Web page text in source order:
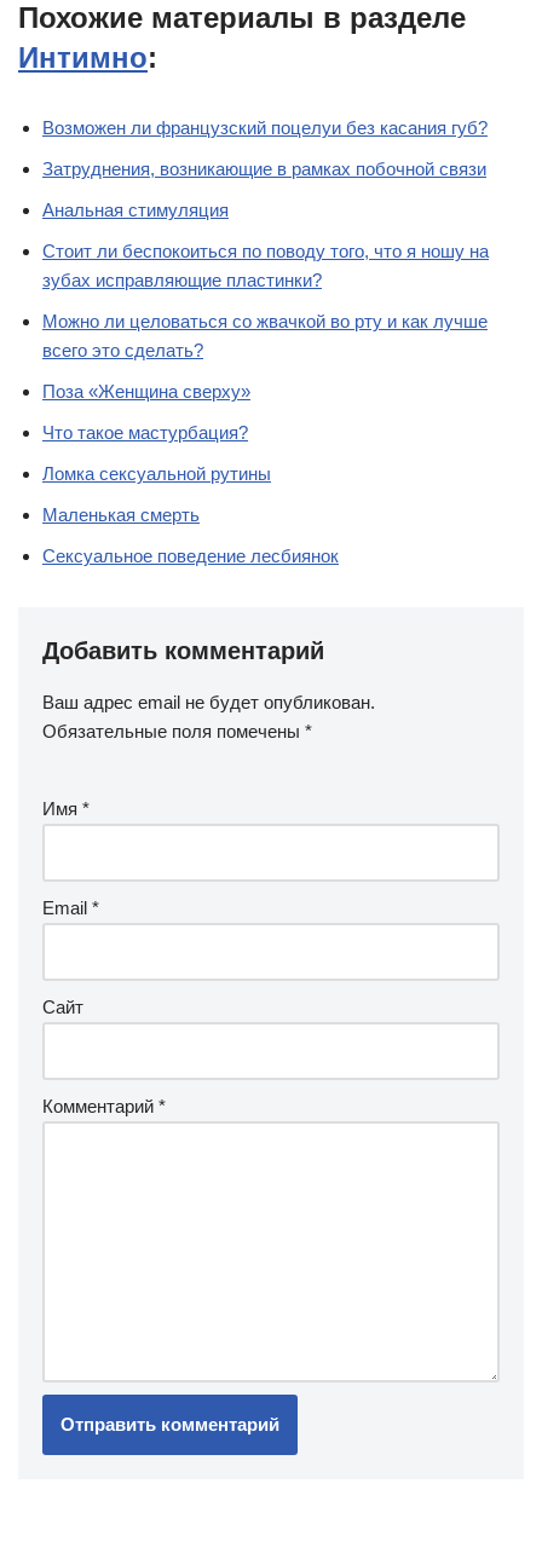
Похожие материалы в разделе
Интимно:
Возможен ли французский поцелуи без касания губ?
Затруднения, возникающие в рамках побочной связи
Анальная стимуляция
Стоит ли беспокоиться по поводу того, что я ношу на
зубах исправляющие пластинки?
Можно ли целоваться со жвачкой во рту и как лучше
всего это сделать?
Поза «Женщина сверху»
Что такое мастурбация?
Ломка сексуальной рутины
Маленькая смерть
Сексуальное поведение лесбиянок
Добавить комментарий
Ваш адрес email не будет опубликован.
Обязательные поля помечены *
Имя *
Email *
Сайт
Комментарий *